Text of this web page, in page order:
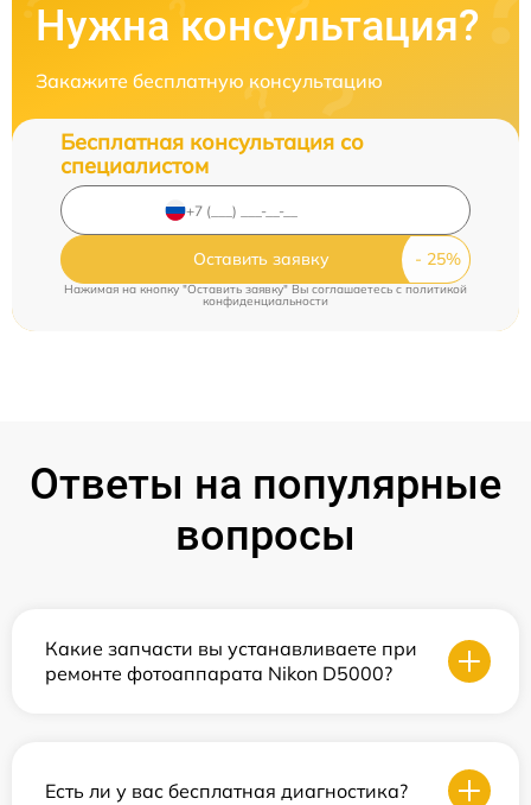
Нужна консультация?
Закажите бесплатную консультацию
Бесплатная консультация со
специалистом
Оставить заявку
Нажимая на кнопку "Оставить заявку" Вы соглашаетесь cполитикой
конфиденциальности
Ответы на популярные
вопросы
Какие запчасти вы устанавливаете при
ремонте фотоаппарата Nikon D5000?
Есть ли у вас бесплатная диагностика?